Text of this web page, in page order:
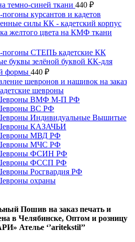
темно-синей ткани 440 ₽
курсантов и кадетов
силы КК - кадетский корпус
желтого цвета на КМФ ткани
СТЕПЬ кадетские КК
буквы зелёной буквой КК-для
формы 440 ₽
шевронов и нашивок на заказ
шевроны
ВМФ М-П РФ
ВС РФ
Индивидуальные Вышитые
КАЗАЧЬИ
МВД РФ
МЧС РФ
ФСИН РФ
ФССП РФ
Росгвардия РФ
охраны
Пошив на заказ печать и
в Челябинске, Оптом и розницу
Ателье ‘’aritekstil’’